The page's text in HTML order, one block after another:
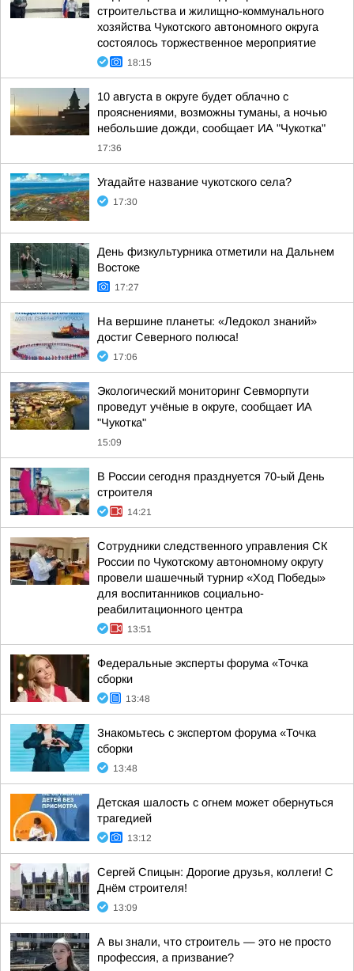
строительства и жилищно-коммунального
хозяйства Чукотского автономного округа
состоялось торжественное мероприятие
18:15
10 августа в округе будет облачно с
прояснениями, возможны туманы, а ночью
небольшие дожди, сообщает ИА "Чукотка"
17:36
Угадайте название чукотского села?
17:30
День физкультурника отметили на Дальнем
Востоке
17:27
На вершине планеты: «Ледокол знаний»
достиг Северного полюса!
17:06
Экологический мониторинг Севморпути
проведут учёные в округе, сообщает ИА
"Чукотка"
15:09
В России сегодня празднуется 70-ый День
строителя
14:21
Сотрудники следственного управления СК
России по Чукотскому автономному округу
провели шашечный турнир «Ход Победы»
для воспитанников социально-
реабилитационного центра
13:51
Федеральные эксперты форума «Точка
сборки
13:48
Знакомьтесь с экспертом форума «Точка
сборки
13:48
Детская шалость с огнем может обернуться
трагедией
13:12
Сергей Спицын: Дорогие друзья, коллеги! С
Днём строителя!
13:09
А вы знали, что строитель — это не просто
профессия, а призвание?